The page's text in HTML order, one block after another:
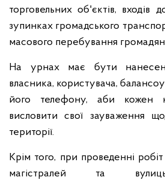
торговельних об'єктів, входів
зупинках громадського
масового перебування
На урнах має бути
власника, користувача,
його телефону, аби кожен
висловити свої зауваження
території.
Крім того, при проведенні
магістралей та